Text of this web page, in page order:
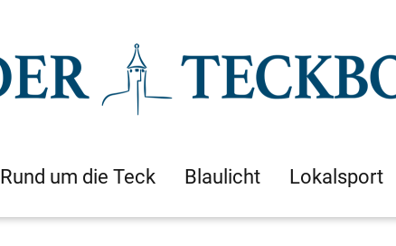
Rund um die Teck Blaulicht Lokalsport